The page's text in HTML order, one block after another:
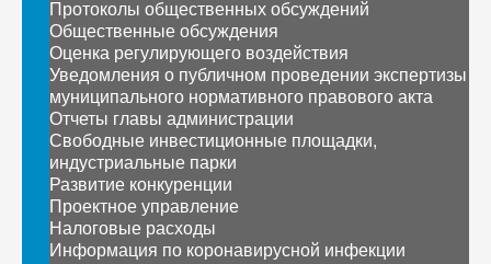
Протоколы общественных обсуждений
Общественные обсуждения
Оценка регулирующего воздействия
Уведомления о публичном проведении экспертизы
муниципального нормативного правового акта
Отчеты главы администрации
Свободные инвестиционные площадки,
индустриальные парки
Развитие конкуренции
Проектное управление
Налоговые расходы
Информация по коронавирусной инфекции